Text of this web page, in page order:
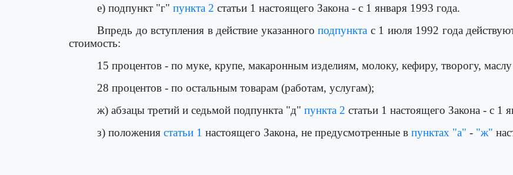
е) подпункт "г" пункта 2 статьи 1 настоящего Закона - с 1 января 1993 года.
Впредь до вступления в действие указанногоподпункта с 1 июля 1992 года
стоимость:
15 процентов - по муке, крупе, макаронным изделиям, молоку, кефиру, творогу, маслу
28 процентов - по остальным товарам (работам, услугам);
ж) абзацы третий и седьмой подпункта "д" пункта 2 статьи 1 настоящего Закона - с 1
з) положения статьи 1 настоящего Закона, не предусмотренные в пунктах "а" - "ж"